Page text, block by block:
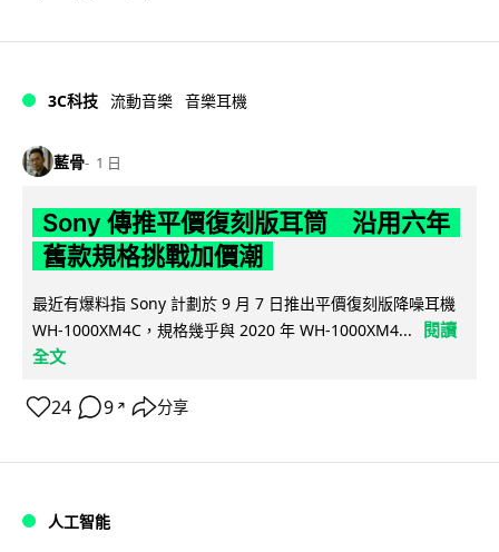
3C科技 流動音樂 音樂耳機
藍骨 1 日
Sony 傳推平價復刻版耳筒 沿用六年
舊款規格挑戰加價潮
最近有爆料指 Sony 計劃於 9 月 7 日推出平價復刻版降噪耳機
WH-1000XM4C，規格幾乎與 2020 年 WH-1000XM4...
閱讀
全文
24 9 ↗ 分享
人工智能